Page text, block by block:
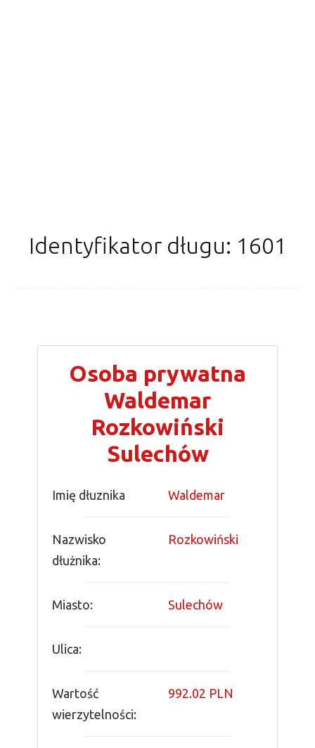
Identyfikator długu: 1601
Osoba prywatna
Waldemar
Rozkowiński
Sulechów
Imię dłuznika Waldemar
Nazwisko
dłużnika:
Rozkowiński
Miasto: Sulechów
Ulica:
Wartość
wierzytelności:
992.02 PLN